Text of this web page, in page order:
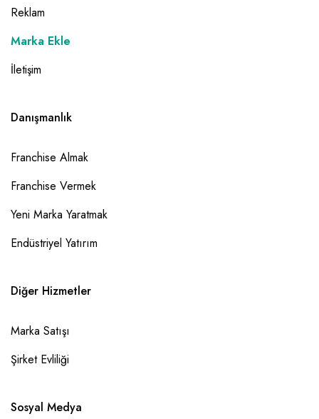
Reklam
Marka Ekle
İletişim
Danışmanlık
Franchise Almak
Franchise Vermek
Yeni Marka Yaratmak
Endüstriyel Yatırım
Diğer Hizmetler
Marka Satışı
Şirket Evliliği
Sosyal Medya